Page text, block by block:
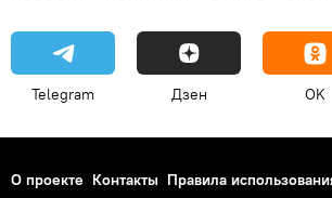
Telegram Дзен OK
О проекте Контакты Правила